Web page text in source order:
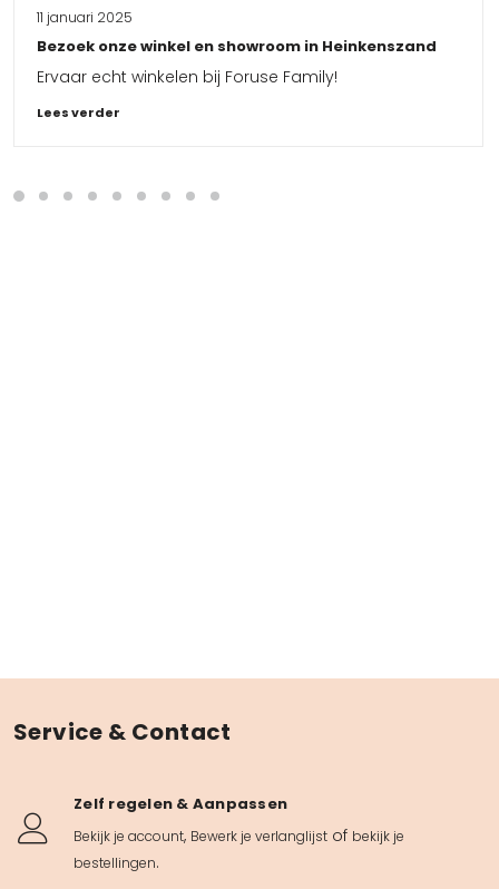
11 januari 2025
Bezoek onze winkel en showroom in Heinkenszand
Ervaar echt winkelen bij Foruse Family!
Lees verder
Service & Contact
Zelf regelen & Aanpassen
Bekijk je account, Bewerk je verlanglijst of bekijk je
bestellingen.